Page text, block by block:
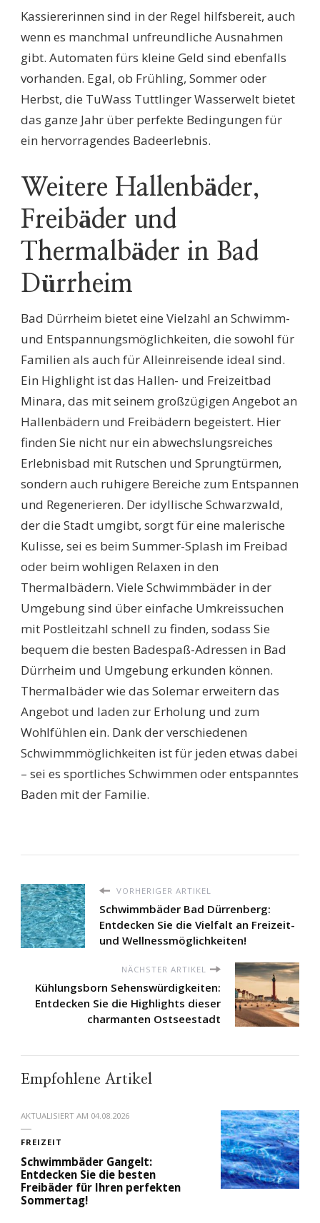
Kassiererinnen sind in der Regel hilfsbereit, auch
wenn es manchmal unfreundliche Ausnahmen
gibt. Automaten fürs kleine Geld sind ebenfalls
vorhanden. Egal, ob Frühling, Sommer oder
Herbst, die TuWass Tuttlinger Wasserwelt bietet
das ganze Jahr über perfekte Bedingungen für
ein hervorragendes Badeerlebnis.
Weitere Hallenbäder,
Freibäder und
Thermalbäder in Bad
Dürrheim
Bad Dürrheim bietet eine Vielzahl an Schwimm-
und Entspannungsmöglichkeiten, die sowohl für
Familien als auch für Alleinreisende ideal sind.
Ein Highlight ist das Hallen- und Freizeitbad
Minara, das mit seinem großzügigen Angebot an
Hallenbädern und Freibädern begeistert. Hier
finden Sie nicht nur ein abwechslungsreiches
Erlebnisbad mit Rutschen und Sprungtürmen,
sondern auch ruhigere Bereiche zum Entspannen
und Regenerieren. Der idyllische Schwarzwald,
der die Stadt umgibt, sorgt für eine malerische
Kulisse, sei es beim Summer-Splash im Freibad
oder beim wohligen Relaxen in den
Thermalbädern. Viele Schwimmbäder in der
Umgebung sind über einfache Umkreissuchen
mit Postleitzahl schnell zu finden, sodass Sie
bequem die besten Badespaß-Adressen in Bad
Dürrheim und Umgebung erkunden können.
Thermalbäder wie das Solemar erweitern das
Angebot und laden zur Erholung und zum
Wohlfühlen ein. Dank der verschiedenen
Schwimmmöglichkeiten ist für jeden etwas dabei
– sei es sportliches Schwimmen oder entspanntes
Baden mit der Familie.
VORHERIGER ARTIKEL
Schwimmbäder Bad Dürrenberg:
Entdecken Sie die Vielfalt an Freizeit-
und Wellnessmöglichkeiten!
NÄCHSTER ARTIKEL
Kühlungsborn Sehenswürdigkeiten:
Entdecken Sie die Highlights dieser
charmanten Ostseestadt
Empfohlene Artikel
AKTUALISIERT AM 04.08.2026
FREIZEIT
Schwimmbäder Gangelt:
Entdecken Sie die besten
Freibäder für Ihren perfekten
Sommertag!